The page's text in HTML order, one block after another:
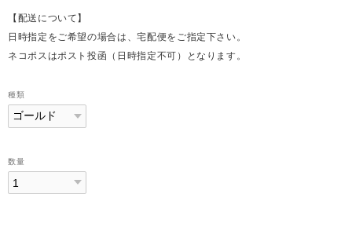
【配送について】
日時指定をご希望の場合は、宅配便をご指定下さい。
ネコポスはポスト投函（日時指定不可）となります。
種類
数量